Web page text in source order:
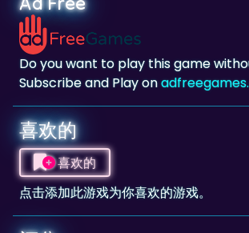
Do you want to play this game
Subscribe and Play on
喜欢的
喜欢的
点击添加此游戏为你喜欢的游戏。
评分